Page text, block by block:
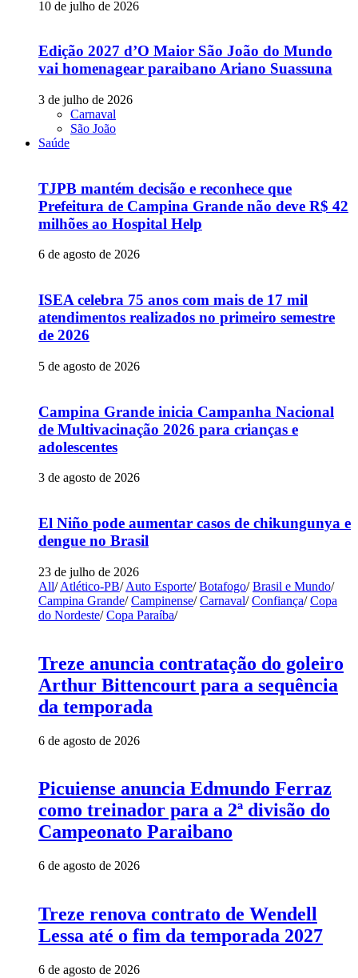
10 de julho de 2026
Edição 2027 d’O Maior São João do Mundo
vai homenagear paraibano Ariano Suassuna
3 de julho de 2026
Carnaval
São João
Saúde
TJPB mantém decisão e reconhece que
Prefeitura de Campina Grande não deve R$ 42
milhões ao Hospital Help
6 de agosto de 2026
ISEA celebra 75 anos com mais de 17 mil
atendimentos realizados no primeiro semestre
de 2026
5 de agosto de 2026
Campina Grande inicia Campanha Nacional
de Multivacinação 2026 para crianças e
adolescentes
3 de agosto de 2026
El Niño pode aumentar casos de chikungunya e
dengue no Brasil
23 de julho de 2026
All/ Atlético-PB/ Auto Esporte/ Botafogo/ Brasil e Mundo/
Campina Grande/ Campinense/ Carnaval/ Confiança/ Copa
do Nordeste/ Copa Paraíba/
Treze anuncia contratação do goleiro
Arthur Bittencourt para a sequência
da temporada
6 de agosto de 2026
Picuiense anuncia Edmundo Ferraz
como treinador para a 2ª divisão do
Campeonato Paraibano
6 de agosto de 2026
Treze renova contrato de Wendell
Lessa até o fim da temporada 2027
6 de agosto de 2026